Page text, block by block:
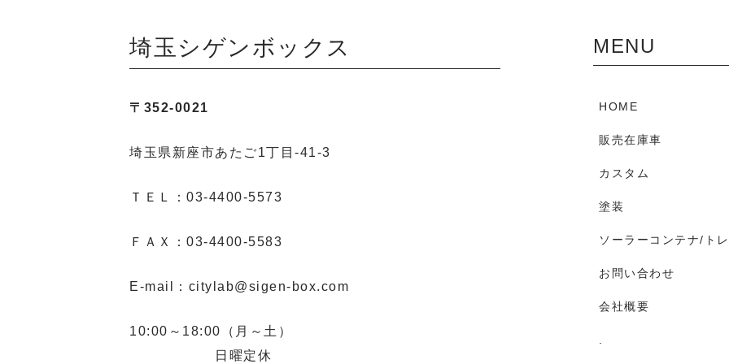
埼玉シゲンボックス
〒352-0021
埼玉県新座市あたご1丁目-41-3
ＴＥＬ：03-4400-5573
ＦＡＸ：03-4400-5583
E-mail：citylab@sigen-box.com
10:00～18:00（月～土）
日曜定休
MENU
HOME
販売在庫車
カスタム
塗装
ソーラーコンテナ/ト
お問い合わせ
会社概要